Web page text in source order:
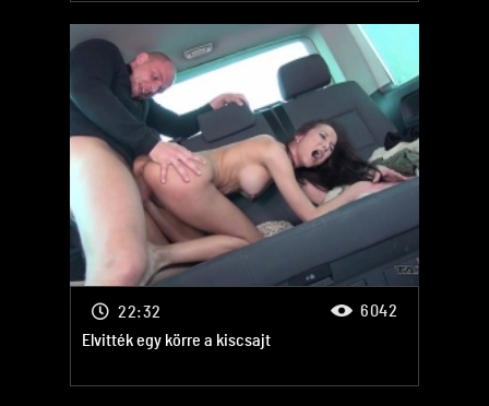
Elvitték egy körre a kiscsajt
22:32 6042